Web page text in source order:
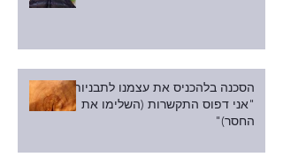
הסכנה בלהכניס את עצמנו לתבניות:
"אני דפוס התקשרות (השלימו את
החסר)"